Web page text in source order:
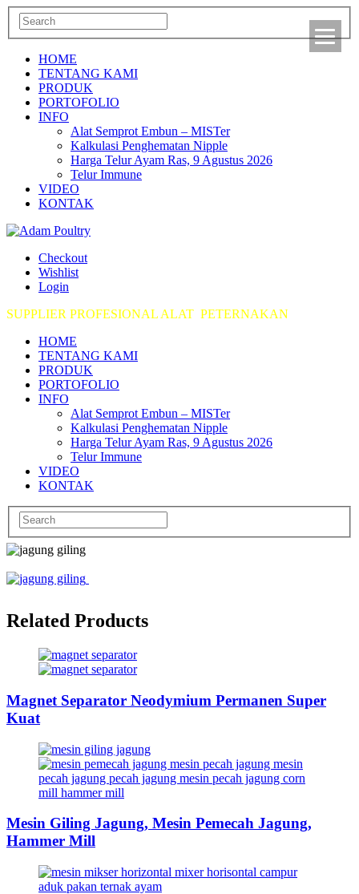
HOME
TENTANG KAMI
PRODUK
PORTOFOLIO
INFO
Alat Semprot Embun – MISTer
Kalkulasi Penghematan Nipple
Harga Telur Ayam Ras, 9 Agustus 2026
Telur Immune
VIDEO
KONTAK
Checkout
Wishlist
Login
SUPPLIER PROFESIONAL ALAT PETERNAKAN
HOME
TENTANG KAMI
PRODUK
PORTOFOLIO
INFO
Alat Semprot Embun – MISTer
Kalkulasi Penghematan Nipple
Harga Telur Ayam Ras, 9 Agustus 2026
Telur Immune
VIDEO
KONTAK
Related Products
Magnet Separator Neodymium Permanen Super
Kuat
Mesin Giling Jagung, Mesin Pemecah Jagung,
Hammer Mill